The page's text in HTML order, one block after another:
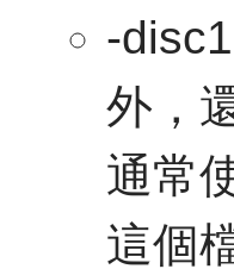
-
外，
通常
這個